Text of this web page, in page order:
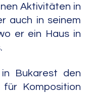
Aktivitäten in
auch in seinem
er ein Haus in
Bukarest den
für Komposition